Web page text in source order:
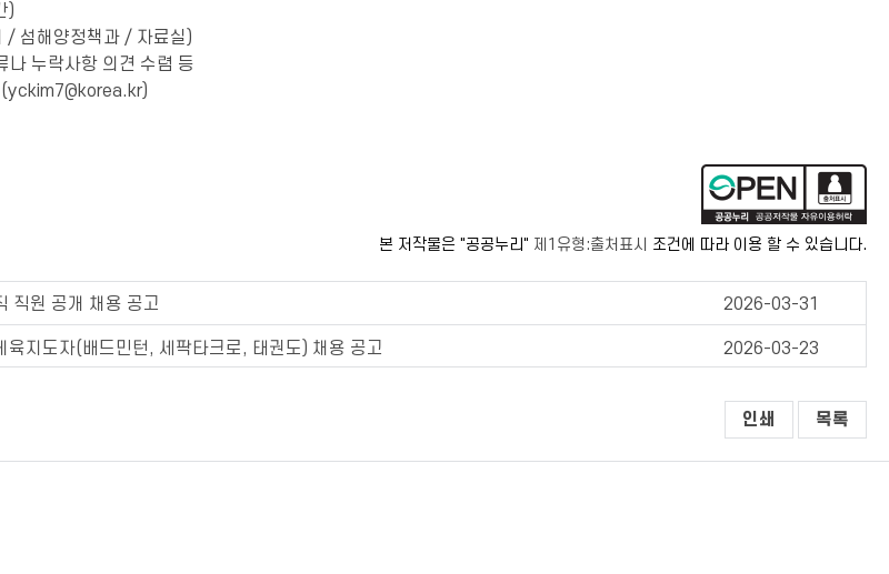
)
/ 섬해양정책과 / 자료실)
나 누락사항 의견 수렴 등
본 저작물은 "공공누리" 제1유형:출처표시 조건에 따라 이용 할 수 있습니다.
직원 공개 채용 공고 2026-03-31
육지도자(배드민턴, 세팍타크로, 태권도) 채용 공고 2026-03-23
인쇄 목록